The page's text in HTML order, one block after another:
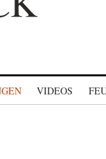
VIDEOS